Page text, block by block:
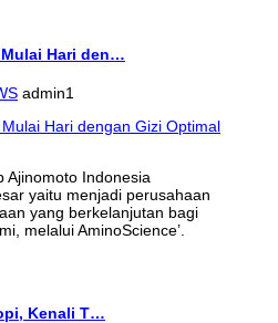
Hari den…
admin1
Ajinomoto Indonesia
yaitu menjadi perusahaan
yang berkelanjutan bagi
melalui AminoScience’.
Kenali T…